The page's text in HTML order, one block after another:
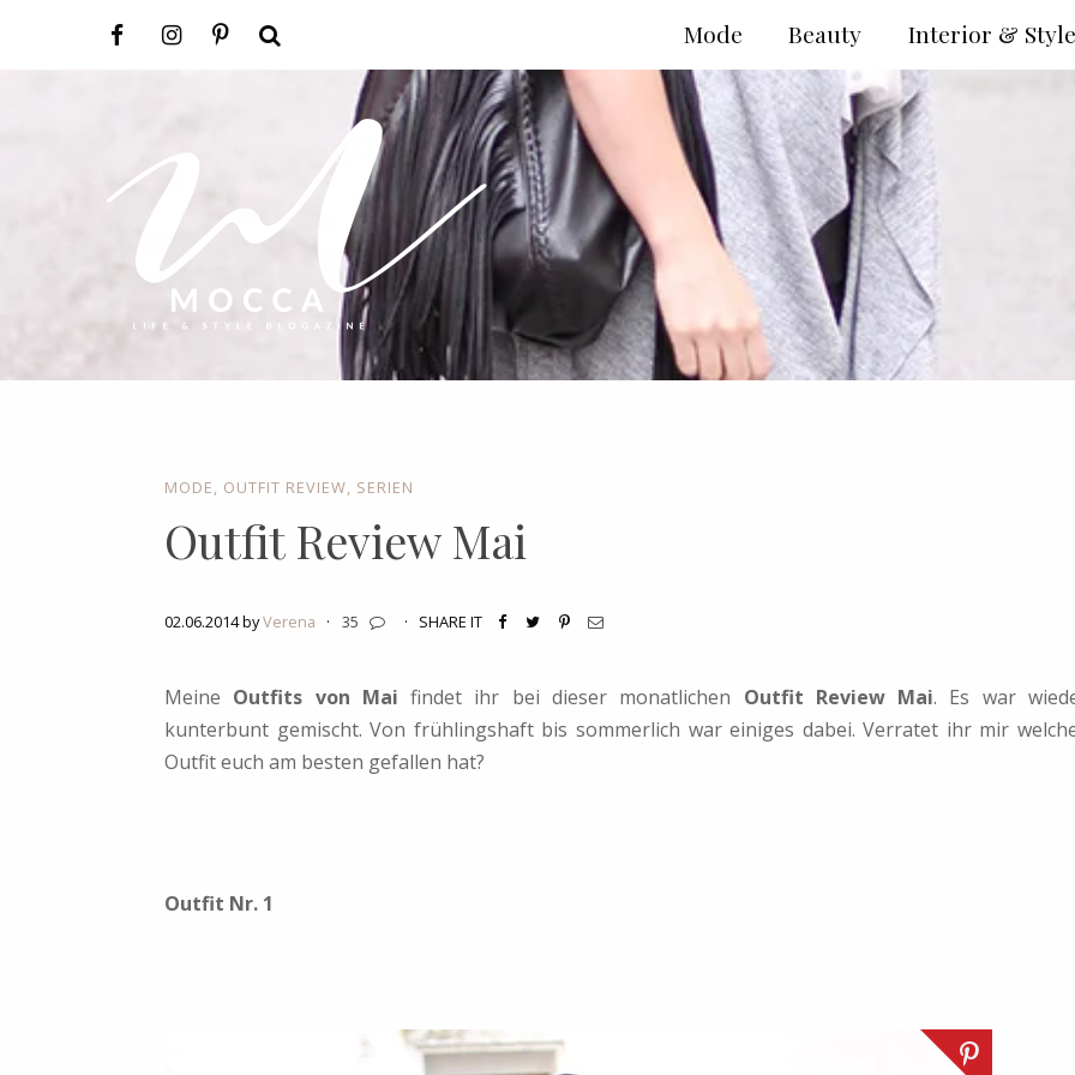
MODE OUTFIT REVIEW SERIEN
Outfit Review Mai
02.06.2014 byVerena · 35 · SHARE IT
Meine Outfits von Mai findet ihr bei dieser monatlichen Outfit Review Mai. Es war
kunterbunt gemischt. Von frühlingshaft bis sommerlich war einiges dabei. Verratet ihr mir
Outfit euch am besten gefallen hat?
Outfit Nr. 1
Interior & Style
Beauty
Mode